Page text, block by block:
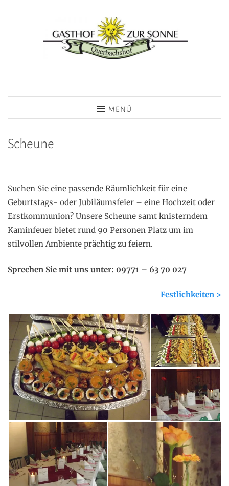
MENÜ
Scheune
Suchen Sie eine passende Räumlichkeit für eine
Geburtstags- oder Jubiläumsfeier – eine Hochzeit oder
Erstkommunion? Unsere Scheune samt knisterndem
Kaminfeuer bietet rund 90 Personen Platz um im
stilvollen Ambiente prächtig zu feiern.
Sprechen Sie mit uns unter: 09771 – 63 70 027
Festlichkeiten >